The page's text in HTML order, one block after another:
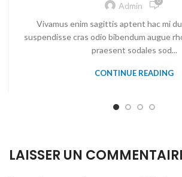
Admin
Vivamus enim sagittis aptent hac mi
suspendisse cras odio bibendum augue
praesent sodales sod...
CONTINUE READING
LAISSER UN